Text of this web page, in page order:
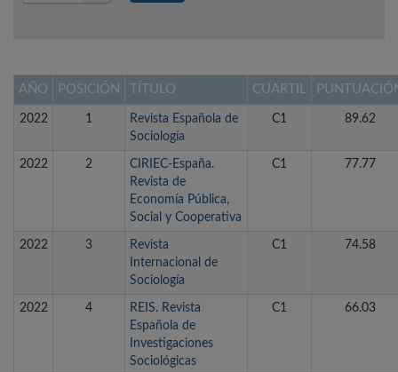
AÑO POSICIÓN TÍTULO CUARTIL
2022 1
Revista Española de
Sociología
C1 89.62
2022 2
CIRIEC-España.
Revista de
Economía Pública,
Social y Cooperativa
C1 77.77
2022 3
Revista
Internacional de
Sociología
C1 74.58
2022 4
REIS. Revista
Española de
Investigaciones
Sociológicas
C1 66.03